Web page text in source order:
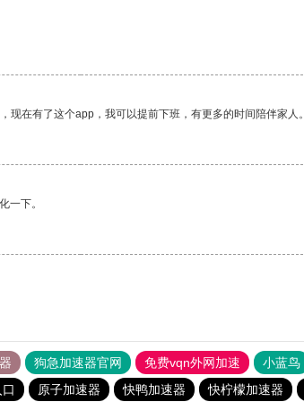
在有了这个app，我可以提前下班，有更多的时间陪伴家人。
一下。
狗急加速器官网 免费vqn外网加速 小蓝鸟
原子加速器 快鸭加速器 快柠檬加速器